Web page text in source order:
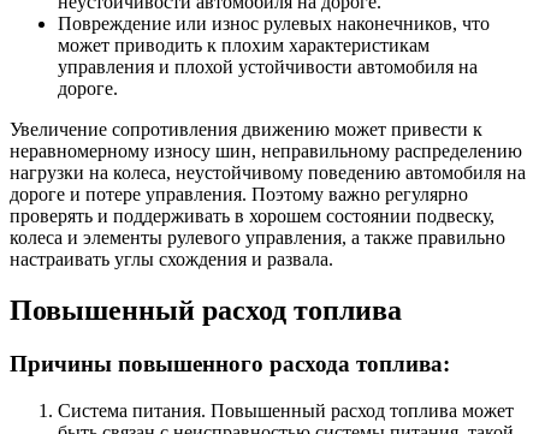
Повреждение или износ рулевых наконечников, что
может приводить к плохим характеристикам
управления и плохой устойчивости автомобиля на
дороге.
Увеличение сопротивления движению может привести к
неравномерному износу шин, неправильному распределению
нагрузки на колеса, неустойчивому поведению автомобиля на
дороге и потере управления. Поэтому важно регулярно
проверять и поддерживать в хорошем состоянии подвеску,
колеса и элементы рулевого управления, а также правильно
настраивать углы схождения и развала.
Повышенный расход топлива
Причины повышенного расхода топлива:
Система питания. Повышенный расход топлива может